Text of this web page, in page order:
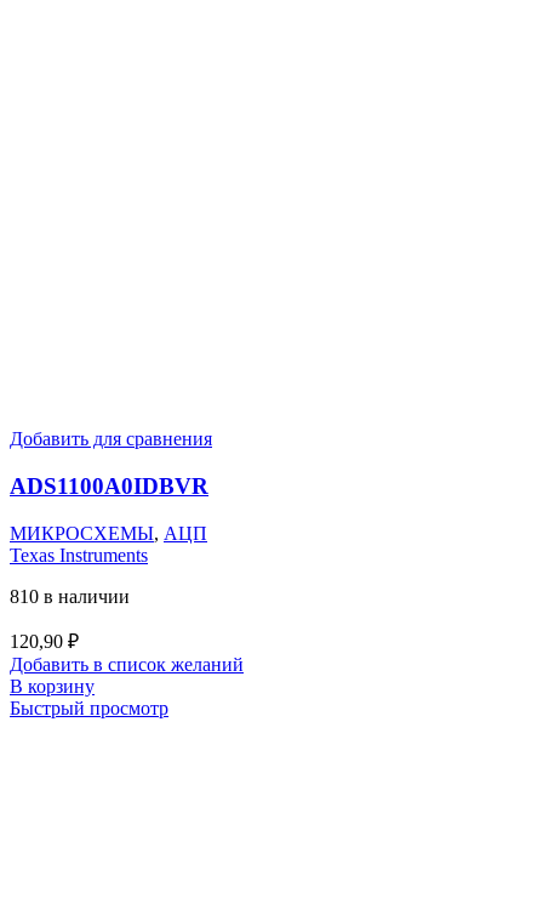
Добавить для сравнения
ADS1100A0IDBVR
МИКРОСХЕМЫ, АЦП
Texas Instruments
810 в наличии
120,90 ₽
Добавить в список желаний
В корзину
Быстрый просмотр